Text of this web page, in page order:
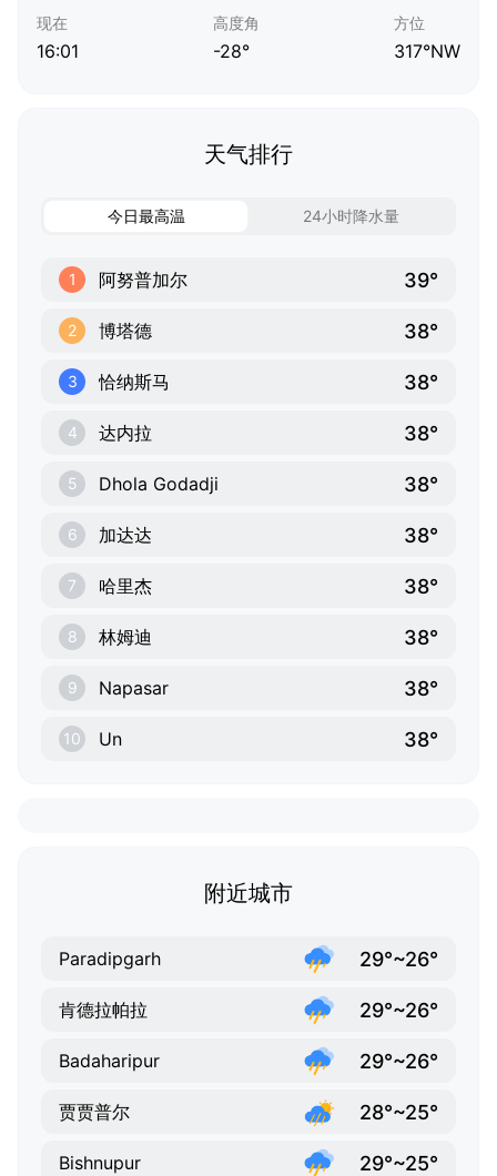
现在
16:01
高度角
-28°
方位
317°NW
天气排行
今日最高温 24小时降水量
1 阿努普加尔 39°
2 博塔德 38°
3 恰纳斯马 38°
4 达内拉 38°
5 Dhola Godadji 38°
6 加达达 38°
7 哈里杰 38°
8 林姆迪 38°
9 Napasar 38°
10 Un 38°
附近城市
Paradipgarh 29°~26°
肯德拉帕拉 29°~26°
Badaharipur 29°~26°
贾贾普尔 28°~25°
Bishnupur 29°~25°